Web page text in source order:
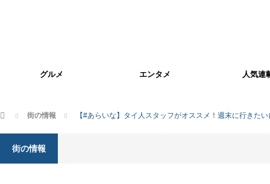
グルメ エンタメ 人気連
ホーム 街の情報 【#あらいな】タイ人スタッフがオススメ！週末に行きた
街の情報